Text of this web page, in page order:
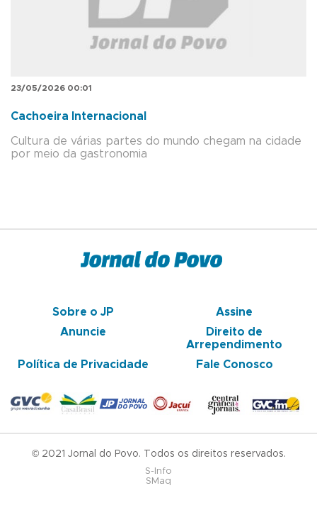
23/05/2026 00:01
Cachoeira Internacional
Cultura de várias partes do mundo chegam na cidade
por meio da gastronomia
Sobre o JP
Assine
Anuncie
Direito de
Arrependimento
Política de Privacidade
Fale Conosco
© 2021 Jornal do Povo. Todos os direitos reservados.
S-Info
SMaq